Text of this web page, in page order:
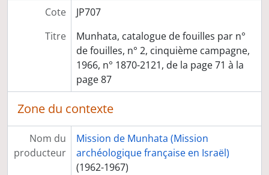
Participation à des instances
Titre et travaux
Cote
JP707
Titre
Munhata, catalogue de fouilles par n°
de fouilles, n° 2, cinquième campagne,
1966, n° 1870-2121, de la page 71 à la
page 87
Zone du contexte
Nom du
producteur
Mission de Munhata (Mission
archéologique française en Israël)
(1962-1967)